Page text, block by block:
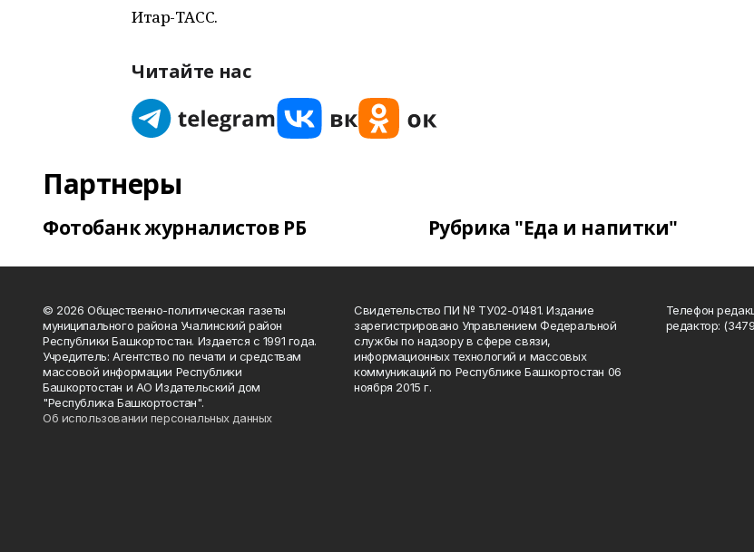
Итар-ТАСС.
Читайте нас
Партнеры
Фотобанк журналистов РБ Рубрика "Еда и напитки"
© 2026 Общественно-политическая газеты
муниципального района Учалинский район
Республики Башкортостан. Издается с 1991 года.
Учредитель: Агентство по печати и средствам
массовой информации Республики
Башкортостан и АО Издательский дом
"Республика Башкортостан".
Об использовании персональных данных
Свидетельство ПИ № ТУ02-01481. Издание
зарегистрировано Управлением Федеральной
службы по надзору в сфере связи,
информационных технологий и массовых
коммуникаций по Республике Башкортостан 06
ноября 2015 г.
Телефон
редактор: